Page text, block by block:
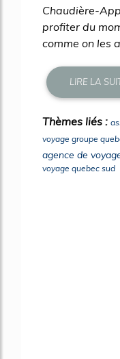
Chaudière-
profiter du
comme on les
LIRE LA
Thèmes liés :
voyage groupe
agence de
voyage quebec sud